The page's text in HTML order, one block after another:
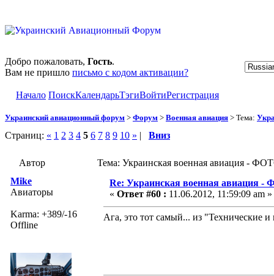
Добро пожаловать, Гость.
Вам не пришло письмо с кодом активации?
Начало ПоискКалендарьТэгиВойтиРегистрация
Украинский авиационный форум > Форум > Военная авиация > Тема:
Страниц: « 1 2 3 4 5 6 7 8 9 10 » | Вниз
Автор
Тема: Украинская военная авиация -
Mike
Авиаторы
Karma: +389/-16
Offline
Re: Украинская военная авиация -
« Ответ #60 : 11.06.2012, 11:59:09 am »
Ага, это тот самый... из "Технические